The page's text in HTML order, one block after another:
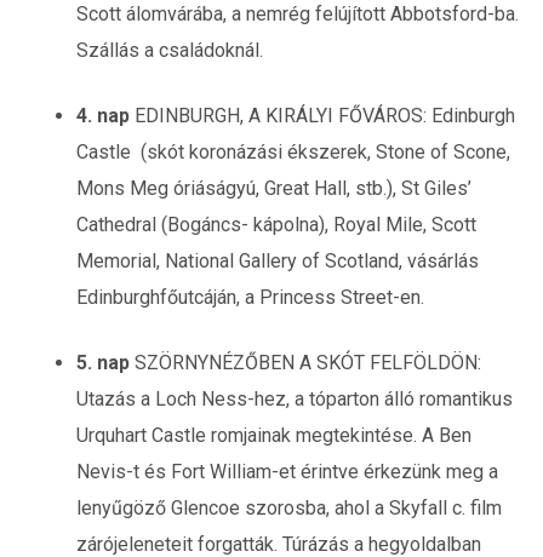
Scott álomvárába, a nemrég felújított Abbotsford-ba.
Szállás a családoknál.
4. nap EDINBURGH, A KIRÁLYI FŐVÁROS: Edinburgh
Castle (skót koronázási ékszerek, Stone of Scone,
Mons Meg óriáságyú, Great Hall, stb.), St Giles’
Cathedral (Bogáncs- kápolna), Royal Mile, Scott
Memorial, National Gallery of Scotland, vásárlás
Edinburghfőutcáján, a Princess Street-en.
5. nap SZÖRNYNÉZŐBEN A SKÓT FELFÖLDÖN:
Utazás a Loch Ness-hez, a tóparton álló romantikus
Urquhart Castle romjainak megtekintése. A Ben
Nevis-t és Fort William-et érintve érkezünk meg a
lenyűgöző Glencoe szorosba, ahol a Skyfall c. film
zárójeleneteit forgatták. Túrázás a hegyoldalban